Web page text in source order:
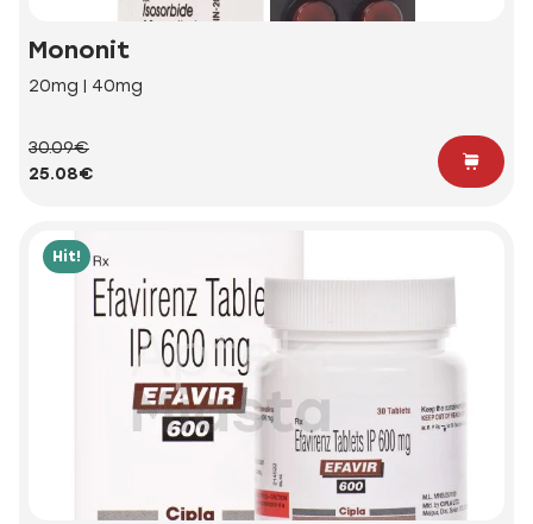
Mononit
20mg | 40mg
30.09€
25.08€
Hit!